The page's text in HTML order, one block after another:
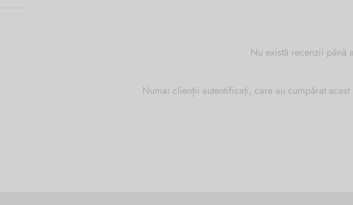
Nu există recenzii până
Numai clienții autentificați, care au cumpărat